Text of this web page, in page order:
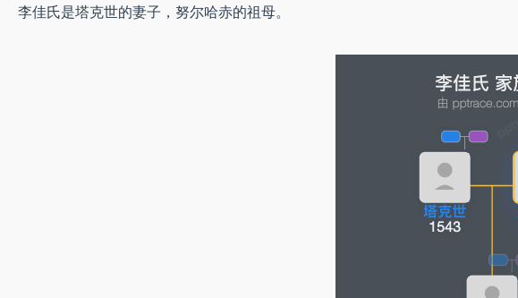
李佳氏是塔克世的妻子，努尔哈赤的祖母。